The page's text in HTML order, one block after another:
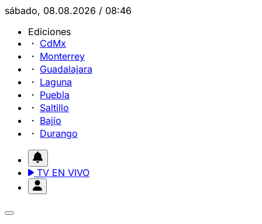
sábado, 08.08.2026 / 08:46
Ediciones
CdMx
Monterrey
Guadalajara
Laguna
Puebla
Saltillo
Bajío
Durango
TV EN VIVO